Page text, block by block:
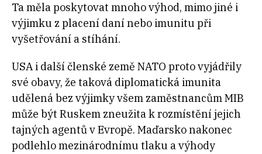
Ta měla poskytovat mnoho výhod, mimo jiné i
výjimku z placení daní nebo imunitu při
vyšetřování a stíhání.
USA i další členské země NATO proto vyjádřily
své obavy, že taková diplomatická imunita
udělená bez výjimky všem zaměstnancům MIB
může být Ruskem zneužita k rozmístění jejich
tajných agentů v Evropě. Maďarsko nakonec
podlehlo mezinárodnímu tlaku a výhody